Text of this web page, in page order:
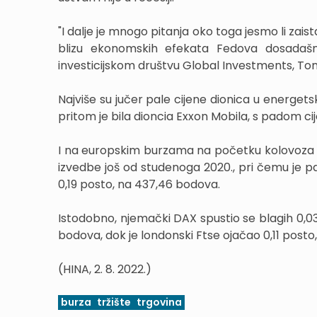
"I dalje je mnogo pitanja oko toga jesmo li
blizu ekonomskih efekata Fedova
investicijskom društvu Global Investments,
Najviše su jučer pale cijene dionica u
pritom je bila dioncia Exxon Mobila, s padom
I na europskim burzama na početku
izvedbe još od studenoga 2020., pri čemu je
0,19 posto, na 437,46 bodova.
Istodobno, njemački DAX spustio se blagih
bodova, dok je londonski Ftse ojačao 0,11
(HINA, 2. 8. 2022.)
burza tržište trgovina